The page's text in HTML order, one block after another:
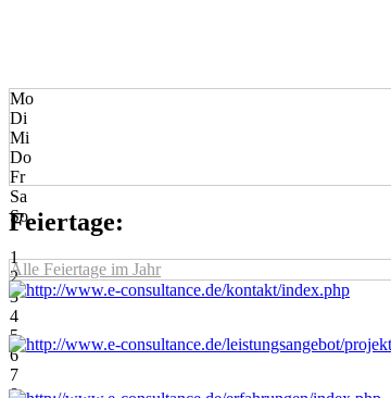
Mo
Di
Mi
Do
Fr
Sa
So
1
2
3
4
5
6
7
8
Feiertage:
Alle Feiertage im Jahr